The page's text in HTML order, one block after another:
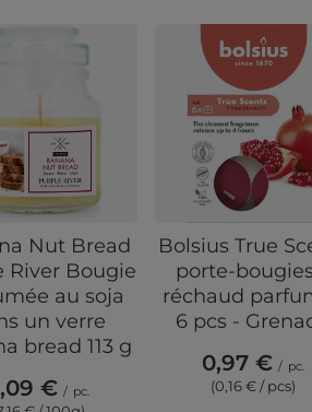
Nut Bread
River Bougie
au soja
un verre
bread 113 g
€ / pc.
Bolsius True
porte-
réchaud
6 pcs -
0,97 € / pc.
(0,16 € / pcs)